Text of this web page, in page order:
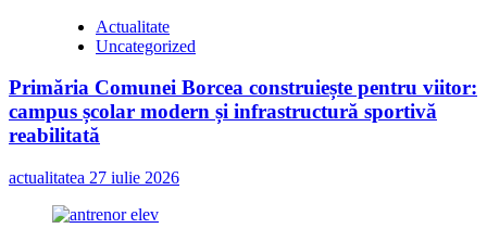
Actualitate
Uncategorized
Primăria Comunei Borcea construiește pentru viitor:
campus școlar modern și infrastructură sportivă
reabilitată
actualitatea 27 iulie 2026